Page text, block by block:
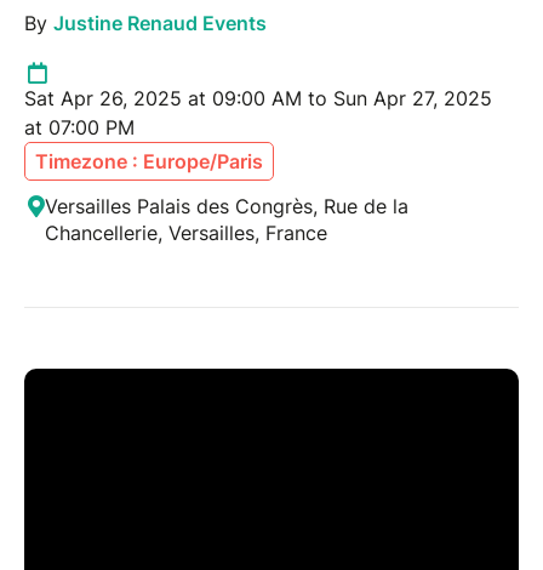
By Justine Renaud Events
Sat Apr 26, 2025 at 09:00 AM to Sun Apr 27, 2025
at 07:00 PM
Timezone : Europe/Paris
Versailles Palais des Congrès, Rue de la
Chancellerie, Versailles, France